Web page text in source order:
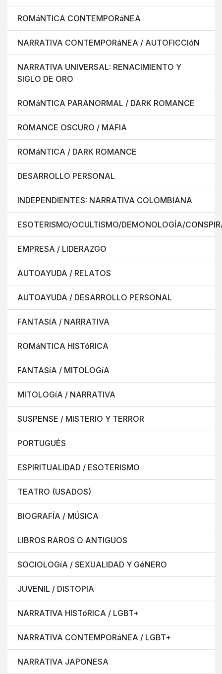
ROMáNTICA CONTEMPORáNEA
NARRATIVA CONTEMPORáNEA / AUTOFICCIóN
NARRATIVA UNIVERSAL: RENACIMIENTO Y
SIGLO DE ORO
ROMáNTICA PARANORMAL / DARK ROMANCE
ROMANCE OSCURO / MAFIA
ROMáNTICA / DARK ROMANCE
DESARROLLO PERSONAL
INDEPENDIENTES: NARRATIVA COLOMBIANA
ESOTERISMO/OCULTISMO/DEMONOLOGÍA/
EMPRESA / LIDERAZGO
AUTOAYUDA / RELATOS
AUTOAYUDA / DESARROLLO PERSONAL
FANTASíA / NARRATIVA
ROMáNTICA HISTóRICA
FANTASíA / MITOLOGíA
MITOLOGíA / NARRATIVA
SUSPENSE / MISTERIO Y TERROR
PORTUGUÉS
ESPIRITUALIDAD / ESOTERISMO
TEATRO (USADOS)
BIOGRAFÍA / MÚSICA
LIBROS RAROS O ANTIGUOS
SOCIOLOGíA / SEXUALIDAD Y GéNERO
JUVENIL / DISTOPíA
NARRATIVA HISTóRICA / LGBT+
NARRATIVA CONTEMPORáNEA / LGBT+
NARRATIVA JAPONESA